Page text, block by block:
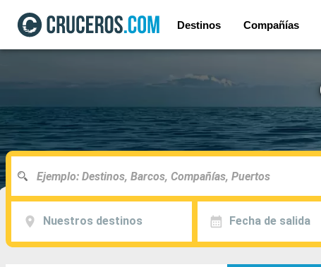
Destinos Compañías
Nuestros destinos Fecha de salida